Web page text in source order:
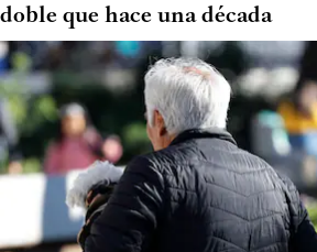
doble que hace una década